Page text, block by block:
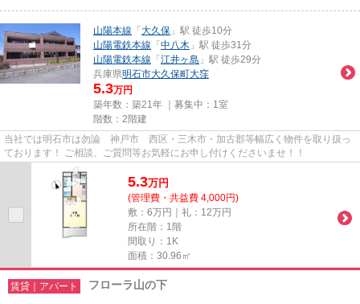
山陽本線 「 大久保 」駅 徒歩10分
山陽電鉄本線 「 中八木 」駅 徒歩31分
山陽電鉄本線 「 江井ヶ島 」駅 徒歩29分
兵庫県明石市大久保町大窪
5.3万円
築年数：築21年 ｜募集中： 1室
階数：2階建
当社では明石市は勿論 神戸市 西区・三木市・加古郡等幅広く物件を取り扱っ
ております！ ご相談、ご質問等お気軽にお申し付けくださいませ！！
5.3万円
(管理費・共益費 4,000円)
敷：6万円｜礼：12万円
所在階：1階
間取り：1K
面積：30.96㎡
賃貸｜アパート フローラ山の下